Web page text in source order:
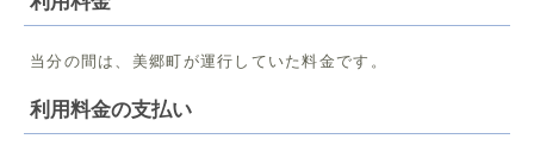
当分の間は、美郷町が運行していた料金です。
利用料金の支払い